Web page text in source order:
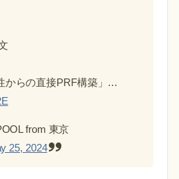
からの直接PRF構築」…
from 東京
25, 2024